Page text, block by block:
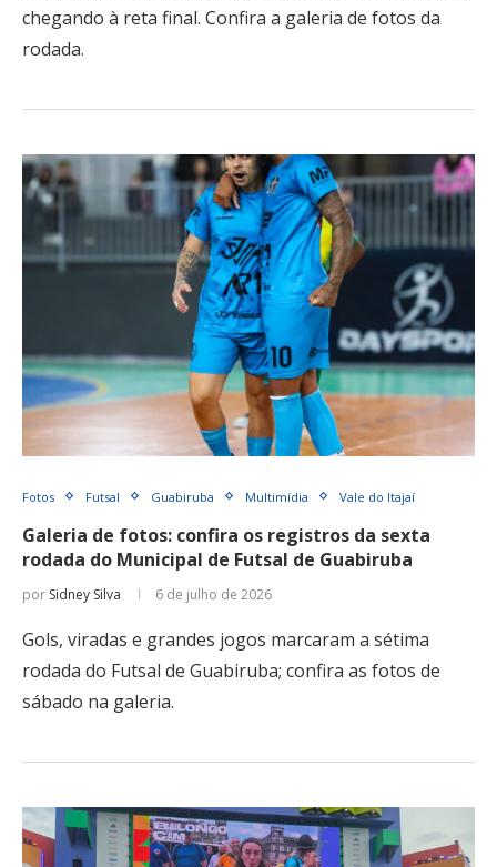
chegando à reta final. Confira a galeria de fotos da
rodada.
Fotos Futsal Guabiruba Multimídia Vale do Itajaí
Galeria de fotos: confira os registros da sexta
rodada do Municipal de Futsal de Guabiruba
por Sidney Silva 6 de julho de 2026
Gols, viradas e grandes jogos marcaram a sétima
rodada do Futsal de Guabiruba; confira as fotos de
sábado na galeria.